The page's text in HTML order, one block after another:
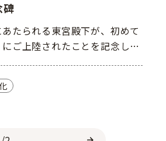
碑
たられる東宮殿下が、初めて
ご上陸されたことを記念し建